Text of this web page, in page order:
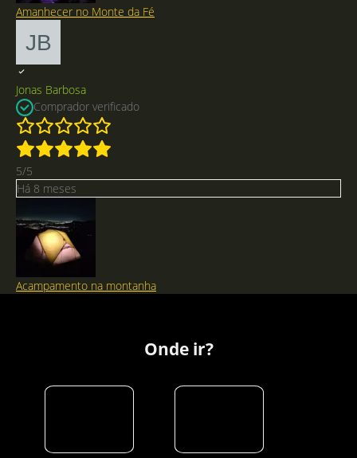
Amanhecer no Monte da Fé
Jonas Barbosa
Comprador verificado
5/5
Há 8 meses
Acampamento na montanha
Onde ir?